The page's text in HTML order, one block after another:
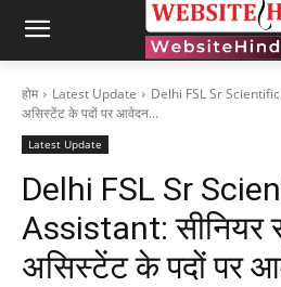
होम Latest Update
Delhi FSL Sr
असिस्टेंट के पदों पर आवेदन...
Latest Update
Delhi FSL Sr
Assistant: सीनियर
असिस्टेंट के पदों पर